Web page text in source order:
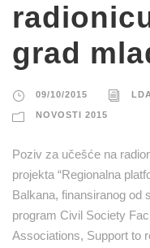
grad
09/10/2015
NOVOSTI 2015
Poziv za učešće na
projekta “Regionalna
Balkana, finansiranog od
program Civil Society
Associations, Support to